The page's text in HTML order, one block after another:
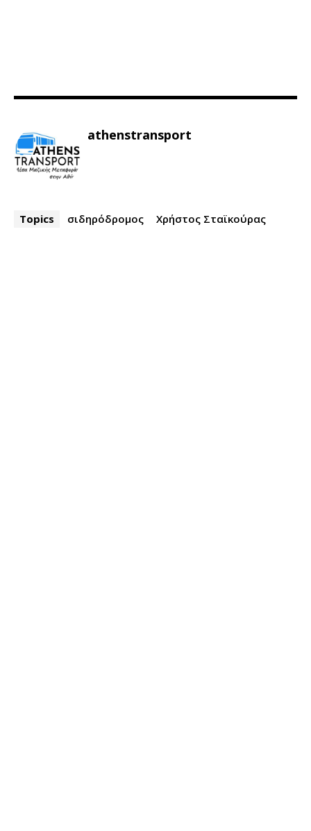
athenstransport
Topics σιδηρόδρομος Χρήστος Σταϊκούρας